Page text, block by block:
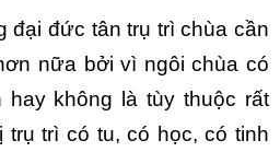
đại đức tân trụ trì chùa cần
nữa bởi vì ngôi chùa có
hay không là tùy thuộc rất
trụ trì có tu, có học, có tinh